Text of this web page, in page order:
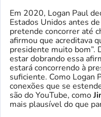
Em 2020, Logan Paul
Estados Unidos antes
pretende concorrer até
afirmou que acreditava
presidente muito bom”.
estar dobrando essa
estará concorrendo à
suficiente. Como Logan
conexões que se
são do YouTube, como
mais plausível do que